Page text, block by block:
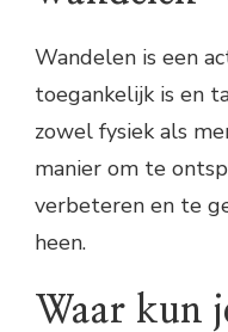
Wandelen is een
toegankelijk is en
zowel fysiek als
manier om te
verbeteren en te
heen.
Waar kun